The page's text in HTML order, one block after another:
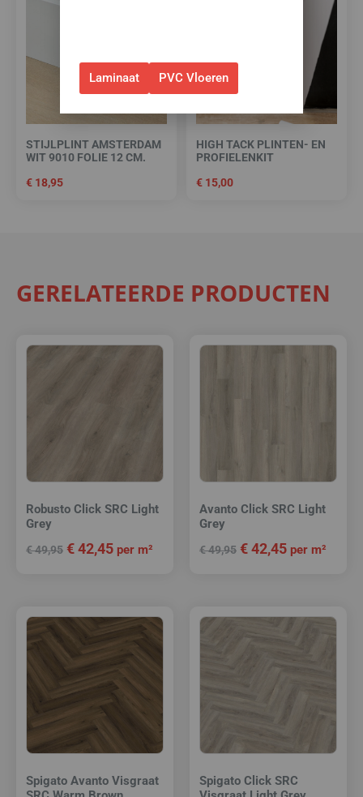
STIJLPLINT AMSTERDAM
WIT 9010 FOLIE 12 CM.
€ 18,95
HIGH TACK PLINTEN- EN
PROFIELENKIT
€ 15,00
GERELATEERDE PRODUCTEN
Robusto Click SRC Light
Grey
€49,95 €42,45 per m²
Avanto Click SRC Light
Grey
€49,95 €42,45 per m²
Spigato Avanto Visgraat
Spigato Click SRC
Laminaat PVC Vloeren